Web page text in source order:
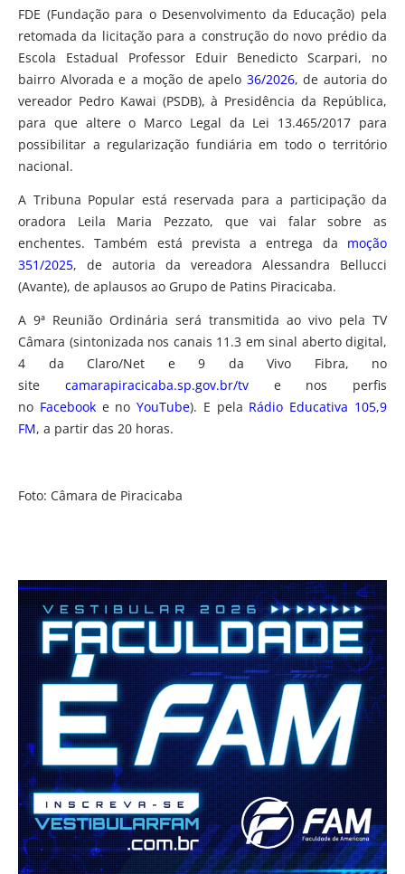
FDE (Fundação para o Desenvolvimento da Educação) pela
retomada da licitação para a construção do novo prédio da
Escola Estadual Professor Eduir Benedicto Scarpari, no
bairro Alvorada e a moção de apelo 36/2026, de autoria do
vereador Pedro Kawai (PSDB), à Presidência da República,
para que altere o Marco Legal da Lei 13.465/2017 para
possibilitar a regularização fundiária em todo o território
nacional.
A Tribuna Popular está reservada para a participação da
oradora Leila Maria Pezzato, que vai falar sobre as
enchentes. Também está prevista a entrega da moção
351/2025, de autoria da vereadora Alessandra Bellucci
(Avante), de aplausos ao Grupo de Patins Piracicaba.
A 9ª Reunião Ordinária será transmitida ao vivo pela TV
Câmara (sintonizada nos canais 11.3 em sinal aberto digital,
4 da Claro/Net e 9 da Vivo Fibra, no
site camarapiracicaba.sp.gov.br/tve nos perfis
no Facebooke noYouTube). E pela Rádio Educativa 105,9
FM, a partir das 20 horas.
Foto: Câmara de Piracicaba